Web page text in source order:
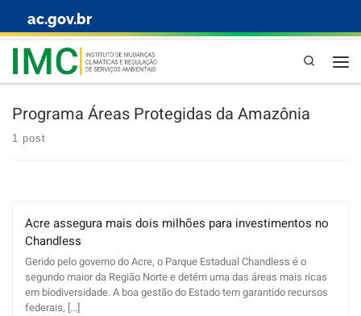
Skip to content
ac.gov.br
Pesquisa
Programa Áreas Protegidas da Amazônia
1 post
Acre assegura mais dois milhões para investimentos no
Chandless
Gerido pelo governo do Acre, o Parque Estadual Chandless é o
segundo maior da Região Norte e detém uma das áreas mais ricas
em biodiversidade. A boa gestão do Estado tem garantido recursos
federais, [...]